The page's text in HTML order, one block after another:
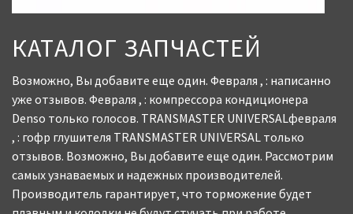
КАТАЛОГ ЗАПЧАСТЕЙ
Возможно, Вы добавите еще один. Февраля , : написанно
уже отзывов. Февраля , : компрессора кондиционера
Denso только голосов. TRANSMASTER UNIVERSALфевраля
, : гофр глушителя TRANSMASTER UNIVERSAL только
отзывов. Возможно, Вы добавите еще один. Рассмотрим
самых узнаваемых и надежных производителей.
Производитель гарантирует, что торможение будет